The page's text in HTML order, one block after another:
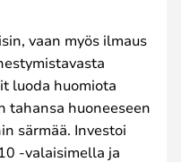
vaan myös ilmaus
luoda huomiota
tahansa huoneeseen
särmää. Investoi
-valaisimella ja